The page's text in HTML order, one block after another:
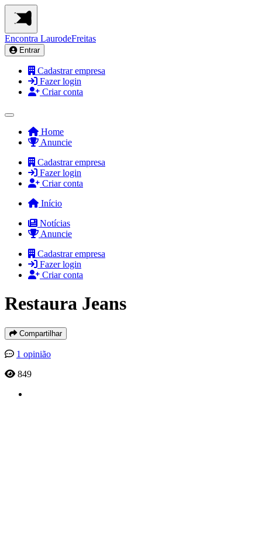
Encontra LaurodeFreitas
Entrar
Cadastrar empresa
Fazer login
Criar conta
Home
Anuncie
Cadastrar empresa
Fazer login
Criar conta
Início
Notícias
Anuncie
Cadastrar empresa
Fazer login
Criar conta
Restaura Jeans
Compartilhar
1 opinião
849